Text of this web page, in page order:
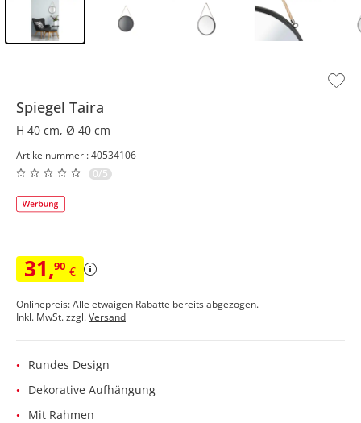
Spiegel Taira
H 40 cm, Ø 40 cm
Artikelnummer : 40534106
0/5
31,90 €
Onlinepreis: Alle etwaigen Rabatte bereits abgezogen.
Inkl. MwSt. zzgl.Versand
Rundes Design
Dekorative Aufhängung
Mit Rahmen